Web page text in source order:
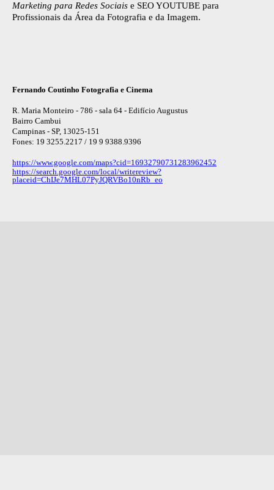
Marketing para Redes Sociais e SEO YOUTUBE para
Profissionais da Área da Fotografia e da Imagem.
Fernando Coutinho Fotografia e Cinema
R. Maria Monteiro - 786 - sala 64 - Edifício Augustus
Bairro Cambui
Campinas - SP, 13025-151
Fones: 19 3255.2217 / 19 9 9388.9396
https://www.google.com/maps?cid=16932790731283962452
https://search.google.com/local/writereview?
placeid=ChIJe7MHL07PyJQRVBo10nRb_eo